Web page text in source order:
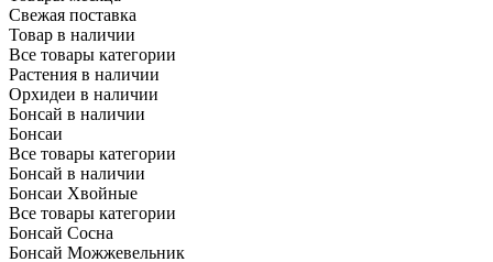
Свежая поставка
Товар в наличии
Все товары категории
Растения в наличии
Орхидеи в наличии
Бонсай в наличии
Бонсаи
Все товары категории
Бонсай в наличии
Бонсаи Хвойные
Все товары категории
Бонсай Сосна
Бонсай Можжевельник